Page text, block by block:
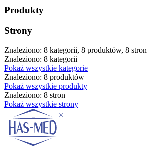
Produkty
Strony
Znaleziono: 8 kategorii, 8 produktów, 8 stron
Znaleziono: 8 kategorii
Pokaż wszystkie kategorie
Znaleziono: 8 produktów
Pokaż wszystkie produkty
Znaleziono: 8 stron
Pokaż wszystkie strony